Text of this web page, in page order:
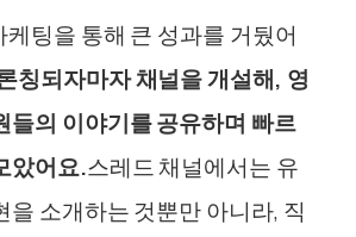
케팅을 통해 큰 성과를 거뒀어
칭되자마자 채널을 개설해, 영
들의 이야기를 공유하며 빠르
았어요.스레드 채널에서는 유
을 소개하는 것뿐만 아니라, 직